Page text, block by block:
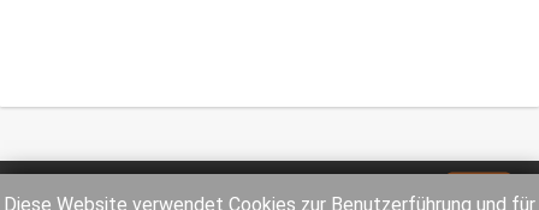
Diese Website verwendet Cookies zur Benutzerführung und für